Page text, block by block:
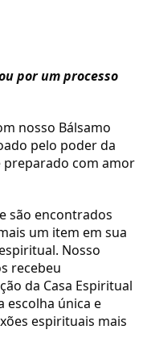
por um processo
nosso Bálsamo
pelo poder da
preparado com amor
são encontrados
um item em sua
Nosso
recebeu
da Casa Espiritual
escolha única e
espirituais mais